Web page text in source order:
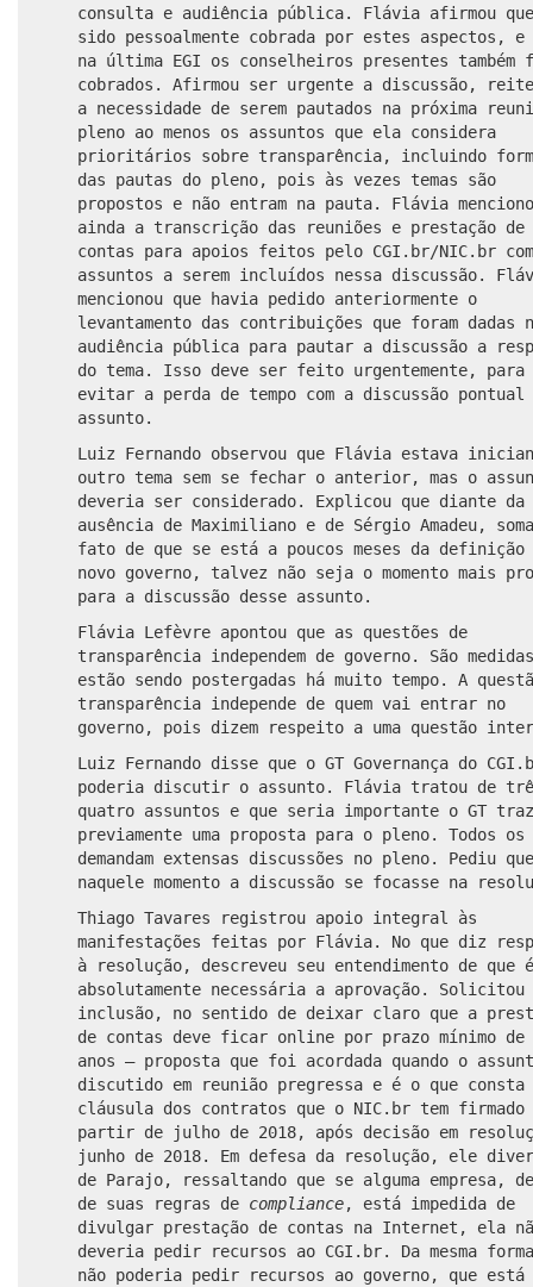
consulta e audiência pública. Flávia afirmou
sido pessoalmente cobrada por estes aspectos, e
na última EGI os conselheiros presentes também
cobrados. Afirmou ser urgente a discussão,
a necessidade de serem pautados na próxima
pleno ao menos os assuntos que ela considera
prioritários sobre transparência, incluindo
das pautas do pleno, pois às vezes temas são
propostos e não entram na pauta. Flávia
ainda a transcrição das reuniões e prestação de
contas para apoios feitos pelo CGI.br/NIC.br
assuntos a serem incluídos nessa discussão.
mencionou que havia pedido anteriormente o
levantamento das contribuições que foram dadas
audiência pública para pautar a discussão a
do tema. Isso deve ser feito urgentemente, para
evitar a perda de tempo com a discussão pontual
assunto.
Luiz Fernando observou que Flávia estava
outro tema sem se fechar o anterior, mas o
deveria ser considerado. Explicou que diante da
ausência de Maximiliano e de Sérgio Amadeu,
fato de que se está a poucos meses da definição
novo governo, talvez não seja o momento mais
para a discussão desse assunto.
Flávia Lefèvre apontou que as questões de
transparência independem de governo. São
estão sendo postergadas há muito tempo. A
transparência independe de quem vai entrar no
governo, pois dizem respeito a uma questão
Luiz Fernando disse que o GT Governança do
poderia discutir o assunto. Flávia tratou de
quatro assuntos e que seria importante o GT
previamente uma proposta para o pleno. Todos os
demandam extensas discussões no pleno. Pediu que
naquele momento a discussão se focasse na
Thiago Tavares registrou apoio integral às
manifestações feitas por Flávia. No que diz
à resolução, descreveu seu entendimento de que é
absolutamente necessária a aprovação. Solicitou
inclusão, no sentido de deixar claro que a
de contas deve ficar online por prazo mínimo de
anos – proposta que foi acordada quando o
discutido em reunião pregressa e é o que consta
cláusula dos contratos que o NIC.br tem firmado
partir de julho de 2018, após decisão em
junho de 2018. Em defesa da resolução, ele
de Parajo, ressaltando que se alguma empresa,
de suas regras de compliance, está impedida de
divulgar prestação de contas na Internet, ela
deveria pedir recursos ao CGI.br. Da mesma
não poderia pedir recursos ao governo, que está